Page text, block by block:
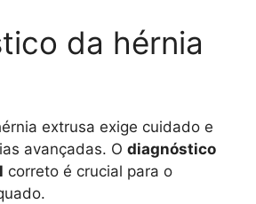
da hérnia
extrusa exige cuidado e
avançadas. O diagnóstico
correto é crucial para o